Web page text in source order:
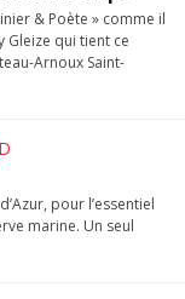
& Poète » comme il
Gleize qui tient ce
Arnoux Saint-
pour l’essentiel
marine. Un seul